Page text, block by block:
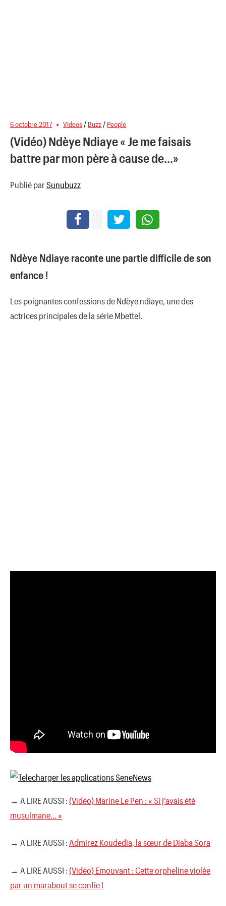
6 octobre 2017 Videos / Buzz / People
(Vidéo) Ndèye Ndiaye « Je me faisais
battre par mon père à cause de…»
Publié par Sunubuzz
Ndèye Ndiaye raconte une partie difficile de son
enfance !
Les poignantes confessions de Ndèye ndiaye, une des
actrices principales de la série Mbettel.
→ A LIRE AUSSI : (Vidéo) Marine Le Pen : « Si j’avais été
musulmane… »
→ A LIRE AUSSI : Admirez Koudedia, la sœur de Diaba Sora
→ A LIRE AUSSI : (Vidéo) Emouvant : Cette orpheline violée
par un marabout se confie !